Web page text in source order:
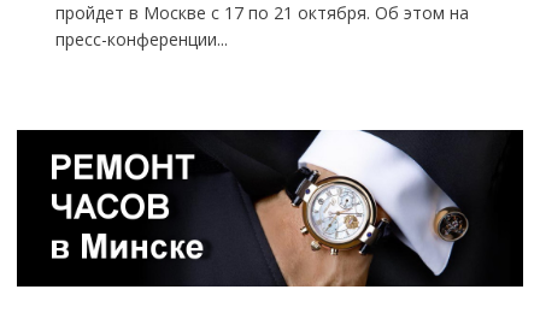
пройдет в Москве с 17 по 21 октября. Об этом на
пресс-конференции...